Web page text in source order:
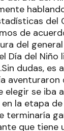
del
de
del
Día del
dudas,
elegir se iba
la etapa
terminaría
que tiene